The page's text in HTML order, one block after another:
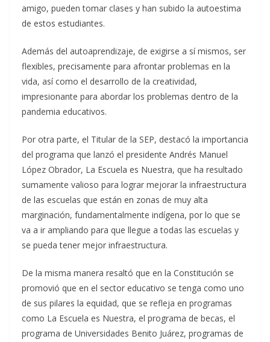
amigo, pueden tomar clases y han subido la autoestima
de estos estudiantes.
Además del autoaprendizaje, de exigirse a sí mismos, ser
flexibles, precisamente para afrontar problemas en la
vida, así como el desarrollo de la creatividad,
impresionante para abordar los problemas dentro de la
pandemia educativos.
Por otra parte, el Titular de la SEP, destacó la importancia
del programa que lanzó el presidente Andrés Manuel
López Obrador, La Escuela es Nuestra, que ha resultado
sumamente valioso para lograr mejorar la infraestructura
de las escuelas que están en zonas de muy alta
marginación, fundamentalmente indígena, por lo que se
va a ir ampliando para que llegue a todas las escuelas y
se pueda tener mejor infraestructura.
De la misma manera resaltó que en la Constitución se
promovió que en el sector educativo se tenga como uno
de sus pilares la equidad, que se refleja en programas
como La Escuela es Nuestra, el programa de becas, el
programa de Universidades Benito Juárez, programas de